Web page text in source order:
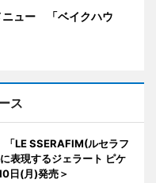
ニュー 「ベイクハウ
ス
LE SSERAFIM(ルセラフ
表現するジェラート ピケ
日(月)発売＞